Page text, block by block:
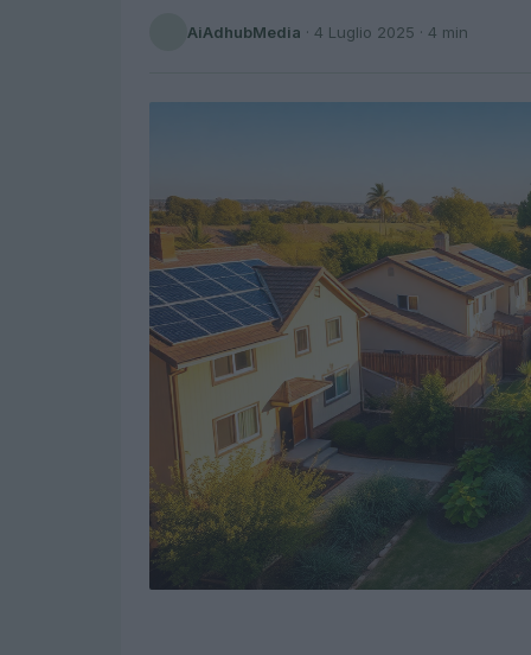
AiAdhubMedia · 4 Luglio 2025 · 4 min